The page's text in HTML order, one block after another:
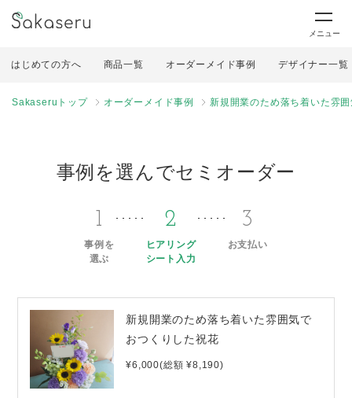
メニュー
はじめての方へ 商品一覧 オーダーメイド事例 デザイナー一覧
Sakaseruトップ オーダーメイド事例 新規開業のため落ち着いた雰
事例を選んでセミオーダー
1
事例を
選ぶ
2
ヒアリング
シート入力
3
お支払い
新規開業のため落ち着いた雰囲気で
おつくりした祝花
¥6,000(総額 ¥8,190)